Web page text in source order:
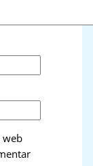
web